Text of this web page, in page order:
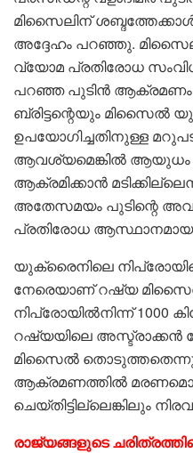
മിസൈലിന്
അദ്ദേഹം പറഞ്ഞു.
വ്യോമ പ്രതിരോധ
പറഞ്ഞ പുടിൻ
ബ്രിട്ടന്റെയും മിസൈൽ
ഉപയോഗിച്ചതിനുള്ള
ആവശ്യമെങ്കിൽ
ആക്രമിക്കാൻ
അതേസമയം പുടിന്റെ
പ്രതിരോധ ആസ്ഥാനമായ
യുക്രൈനിലെ
നേരെയാണ് റഷ്യ
നിപ്രോയിൽനിന്ന് 1000
റഷ്യയിലെ അസ്ട്രാക്കൻ
മിസൈൽ തൊടുത്തതെന്നും
ആക്രമണത്തിൽ
ചെയ്തിട്ടില്ലെങ്കിലും
രാജ്യങ്ങളുടെ